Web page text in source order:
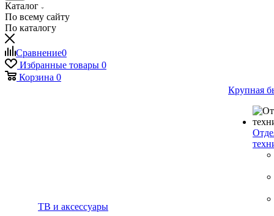
Каталог
По всему сайту
По каталогу
Сравнение0
Избранные товары 0
Корзина 0
ТВ и аксессуары
Крупная